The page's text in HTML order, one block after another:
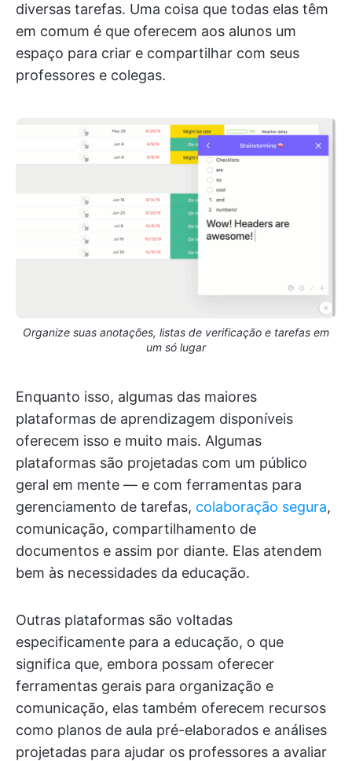
diversas tarefas. Uma coisa que todas elas têm
em comum é que oferecem aos alunos um
espaço para criar e compartilhar com seus
professores e colegas.
Organize suas anotações, listas de verificação e tarefas em
um só lugar
Enquanto isso, algumas das maiores
plataformas de aprendizagem disponíveis
oferecem isso e muito mais. Algumas
plataformas são projetadas com um público
geral em mente — e com ferramentas para
gerenciamento de tarefas, colaboração segura,
comunicação, compartilhamento de
documentos e assim por diante. Elas atendem
bem às necessidades da educação.
Outras plataformas são voltadas
especificamente para a educação, o que
significa que, embora possam oferecer
ferramentas gerais para organização e
comunicação, elas também oferecem recursos
como planos de aula pré-elaborados e análises
projetadas para ajudar os professores a avaliar